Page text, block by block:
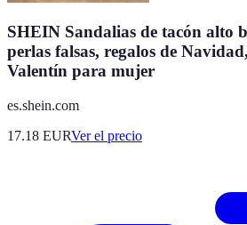
SHEIN Sandalias de tacón alto
perlas falsas, regalos de
Valentín para mujer
es.shein.com
17.18 EURVer el precio